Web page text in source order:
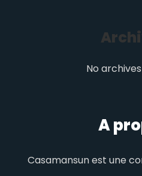
No
A
Casamansun est une